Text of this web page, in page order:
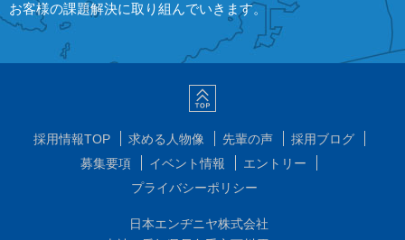
お客様の課題解決に取り組んでいきます。
採用情報TOP 求める人物像 先輩の声
採用ブログ
募集要項
イベント情報
エントリー
プライバシーポリシー
日本エンヂニヤ株式会社